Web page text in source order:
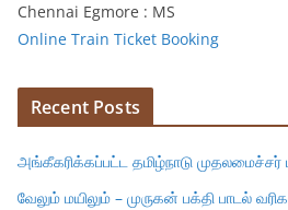
Chennai Egmore : MS
Online Train Ticket Booking
Recent Posts
அங்கீகரிக்கப்பட்ட தமிழ்நாடு முதலமைச்சர்
வேலும் மயிலும் – முருகன் பக்தி பாடல்